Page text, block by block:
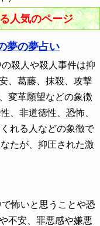
人気のページ
夢の夢占い
殺人や殺人事件は抑
、葛藤、抹殺、攻撃
変革願望などの象徴
、非道徳性、恐怖、
れる人などの象徴で
たが、抑圧された激
怖いと思うことや恐
不安、罪悪感や嫌悪